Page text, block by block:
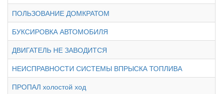
ПОЛЬЗОВАНИЕ ДОМКРАТОМ
БУКСИРОВКА АВТОМОБИЛЯ
ДВИГАТЕЛЬ НЕ ЗАВОДИТСЯ
НЕИСПРАВНОСТИ СИСТЕМЫ ВПРЫСКА ТОПЛИВА
ПРОПАЛ холостой ход